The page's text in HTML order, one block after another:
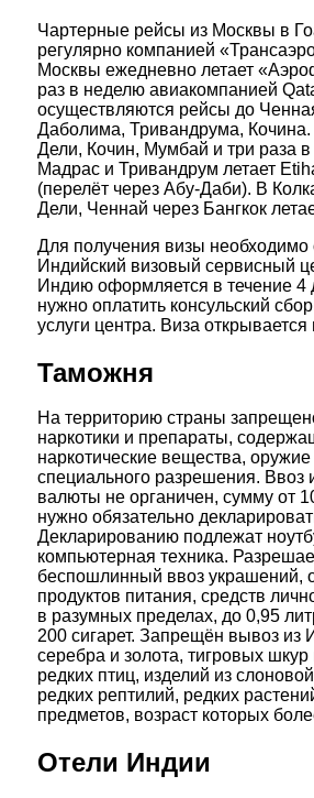
Чартерные рейсы из Москвы в
регулярно компанией
Москвы ежедневно летает
раз в неделю авиакомпанией
осуществляются рейсы до
Даболима, Тривандрума,
Дели, Кочин, Мумбай и три раза
Мадрас и Тривандрум летает
(перелёт через Абу-Даби). В
Дели, Ченнай через Бангкок
Для получения визы необходимо
Индийский визовый сервисный
Индию оформляется в течение 4
нужно оплатить консульский
услуги центра. Виза
Таможня
На территорию страны
наркотики и препараты,
наркотические вещества, оружие
специального разрешения. Ввоз
валюты не органичен, сумму от
нужно обязательно
Декларированию подлежат
компьютерная техника.
беспошлинный ввоз украшений,
продуктов питания, средств
в разумных пределах, до 0,95
200 сигарет. Запрещён вывоз из
серебра и золота, тигровых шкур
редких птиц, изделий из
редких рептилий, редких
предметов, возраст которых
Отели Индии